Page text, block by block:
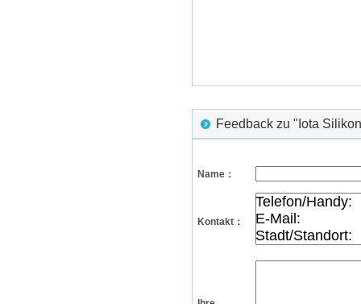
Feedback zu "Iota
Name：
Kontakt：